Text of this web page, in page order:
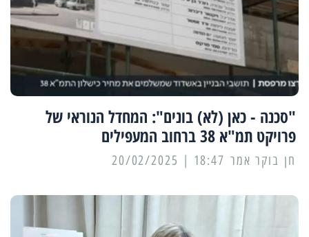
"סכנה - כאן (לא) בונים": המחדל הנוראי של
פרויקט תמ"א 38 ברחוב המעפילים
18:47 | 20/02/2025